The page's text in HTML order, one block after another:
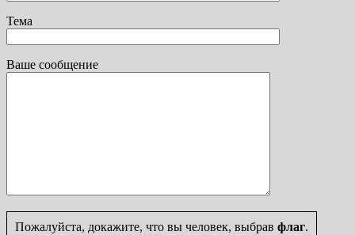
Тема
Ваше сообщение
Пожалуйста, докажите, что вы человек, выбрав флаг.